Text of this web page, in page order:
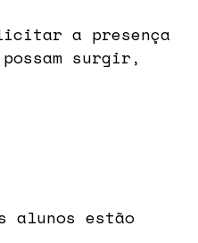
a presença
surgir,
alunos estão